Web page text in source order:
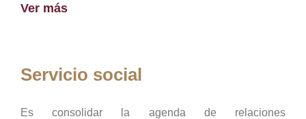
Ver más
Servicio social
Es consolidar la agenda de relaciones